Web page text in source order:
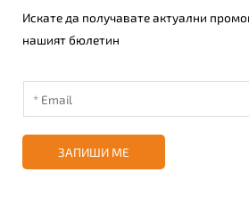
Искате да получавате актуални
нашият бюлетин
ЗАПИШИ МЕ